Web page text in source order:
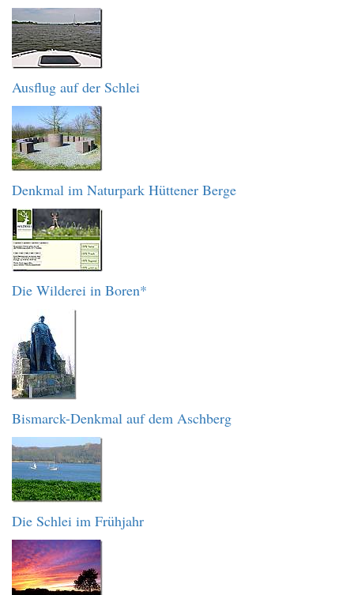
Ausflug auf der Schlei
Denkmal im Naturpark Hüttener Berge
Die Wilderei in Boren*
Bismarck-Denkmal auf dem Aschberg
Die Schlei im Frühjahr